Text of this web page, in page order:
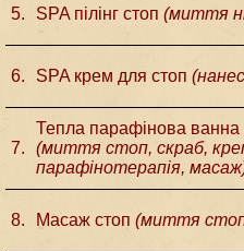
5. SPA пілінг стоп (миття
6. SPA крем для стоп
7.
Тепла парафінова
(миття стоп, скраб,
парафінотерапія,
8. Масаж стоп (миття